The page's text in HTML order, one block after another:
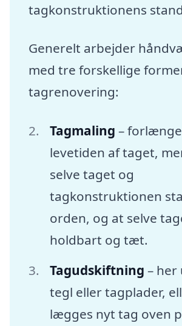
tagkonstruktionens
Generelt arbejder
med tre forskellige
tagrenovering:
Tagmaling –
levetiden af taget,
selve taget og
tagkonstruktionen
orden, og at selve
holdbart og tæt.
Tagudskiftning – her
tegl eller tagplader,
lægges nyt tag oven